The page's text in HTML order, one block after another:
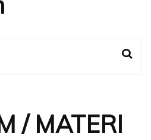
/ MATERI